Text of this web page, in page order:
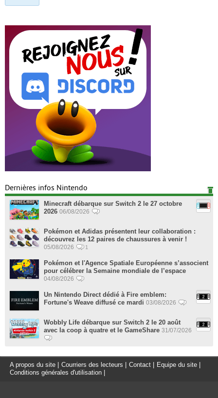
Dernières infos Nintendo
Minecraft débarque sur Switch 2 le 27 octobre
2026 06/08/2026
Pokémon et Adidas présentent leur collaboration :
découvrez les 12 paires de chaussures à venir !
05/08/2026 1
Pokémon et l'Agence Spatiale Européenne s’associent
pour célébrer la Semaine mondiale de l’espace
04/08/2026
Un Nintendo Direct dédié à Fire emblem:
Fortune's Weave diffusé ce mardi 03/08/2026
Wobbly Life débarque sur Switch 2 le 20 août
avec la coop à quatre et le GameShare 31/07/2026
A propos du site Courriers des lecteurs Contact Equipe du site
Conditions générales d'utilisation